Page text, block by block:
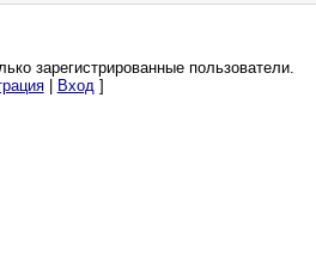
зарегистрированные пользователи.
| Вход]